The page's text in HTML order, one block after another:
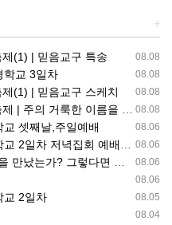
+
08.08
(1) | 믿음교구 특송
08.08
학교 3일차
08.08
(1) | 믿음교구 스케치
08.08
한 이름을 위하여 기도합시다
08.06
셋째날,주일예배
08.06
일차 저녁집회 예배 실황
08.06
삶은 어떠한가? 자신을 돌아 봅니다.
08.06
08.05
교 2일차
08.04